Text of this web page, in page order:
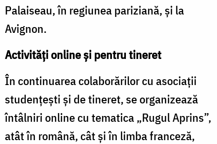
Palaiseau, în regiunea pariziană, și la
Avignon.
Activități online și pentru tineret
În continuarea colaborărilor cu asociații
studențești și de tineret, se organizează
întâlniri online cu tematica „Rugul Aprins”,
atât în română, cât și în limba franceză,